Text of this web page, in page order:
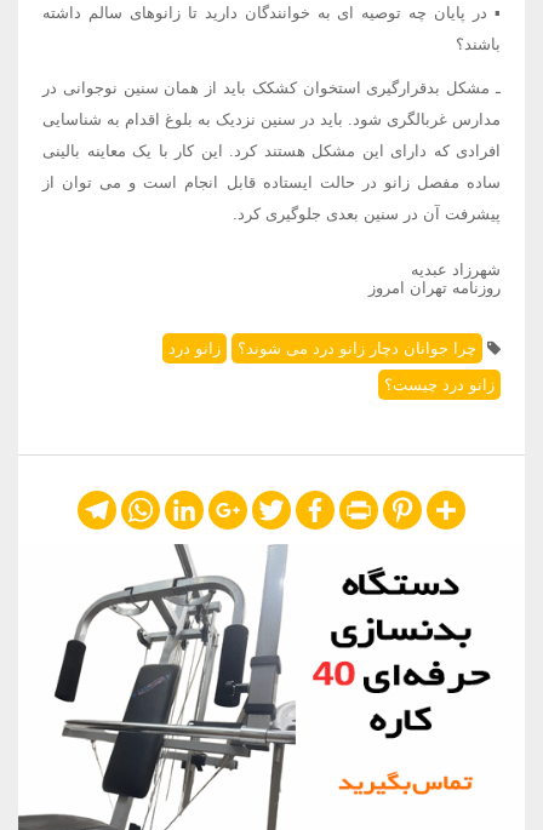
▪ در پایان چه توصیه ای به خوانندگان دارید تا زانوهای سالم داشته
باشند؟
ـ مشکل بدقرارگیری استخوان کشکک باید از همان سنین نوجوانی در
مدارس غربالگری شود. باید در سنین نزدیک به بلوغ اقدام به شناسایی
افرادی که دارای این مشکل هستند کرد. این کار با یک معاینه بالینی
ساده مفصل زانو در حالت ایستاده قابل انجام است و می توان از
پیشرفت آن در سنین بعدی جلوگیری کرد.
شهرزاد عبدیه
روزنامه تهران امروز
چرا جوانان دچار زانو درد می شوند؟
زانو درد
زانو درد چیست؟
Share
Pinterest
Print
Facebook
Twitter
Google+
LinkedIn
WhatsApp
Telegram